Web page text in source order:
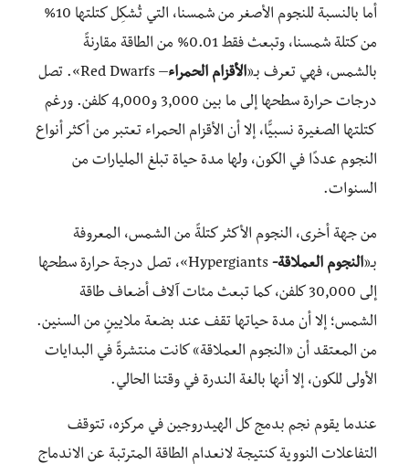
أما بالنسبة للنجوم الأصغر من شمسنا، التي تُشكِل كتلتها 10%
من كتلة شمسنا، وتبعث فقط 0.01% من الطاقة مقارنةً
بالشمس، فهي تعرف بـ«الأقزام الحمراء
– Red Dwarfs». تصل
درجات حرارة سطحها إلى ما بين 3,000 و4,000 كلفن. ورغم
كتلتها الصغيرة نسبيًّا، إلا أن الأقزام الحمراء تعتبر من أكثر أنواع
النجوم عددًا في الكون، ولها مدة حياة تبلغ المليارات من
السنوات.
من جهة أخرى، النجوم الأكثر كتلةً من الشمس، المعروفة
بـ«النجوم العملاقة-
Hypergiants»، تصل درجة حرارة سطحها
إلى 30,000 كلفن، كما تبعث مئات آلاف أضعاف طاقة
الشمس؛ إلا أن مدة حياتها تقف عند بضعة ملايينٍ من السنين.
من المعتقد أن «النجوم العملاقة» كانت منتشرةً في البدايات
الأولى للكون، إلا أنها بالغة الندرة في وقتنا الحالي.
عندما يقوم نجم بدمج كل الهيدروجين في مركزه، تتوقف
التفاعلات النووية كنتيجة لانعدام الطاقة المترتبة عن الاندماج